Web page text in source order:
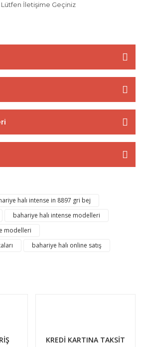
İletişime Geçiniz
halı intense in 8897 gri bej
bahariye halı intense modelleri
modelleri
bahariye halı online satış
KREDİ KARTINA TAKSİT